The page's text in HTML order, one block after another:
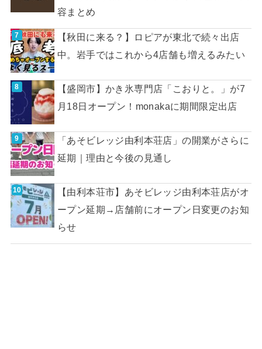
容まとめ
【秋田に来る？】ロピアが東北で続々出店
中。岩手ではこれから4店舗も増えるみたい
【盛岡市】かき氷専門店「こおりと。」が7
月18日オープン！monakaに期間限定出店
「あそビレッジ由利本荘店」の開業がさらに
延期｜理由と今後の見通し
【由利本荘市】あそビレッジ由利本荘店がオ
ープン延期→店舗前にオープン日変更のお知
らせ